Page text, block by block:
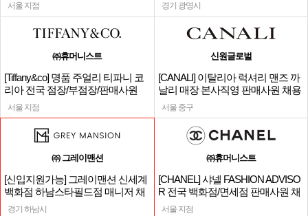
서울 지점 경기 광명시
㈜휴머니스트
[Tiffany&co] 명품 주얼리 티파니 코
리아 전국 점장/부점장/판매사원
서울 지점
신원글로벌
[CANALI] 이탈리아 럭셔리 맨즈 까
날리 매장 본사직영 판매사원 채용
서울 중구
㈜ 그레이맨션
[신입지원가능] 그레이맨션 신세계
백화점 하남스타필드점 매니저 채
용
경기 하남시
㈜휴머니스트
[CHANEL] 샤넬 FASHION ADVISO
R 전국 백화점/면세점 판매사원 채
용
서울 지점